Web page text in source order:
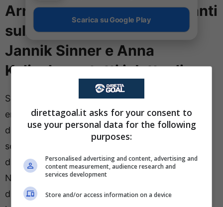
Arrivano dettagli sconcertanti
sulla fine della storia tra
Jannik Sinner e Anna
Kalinskaya: tutti i dettagli
Sembrano distanti anni luce i periodi in cui i due
erano stati ripresi sorridenti al mare inSardegna
dopo il torneo diWimbledon . Adesso la storia
sembra essere arrivata al capolinea, come
dimostrato anche dall’attuale freddezza.
Nonostante Jannik abbia ora più tempo a
disposizione, i due non si sono nemmeno
Scarica su Google Play
direttagoal.it asks for your consent to
use your personal data for the following
purposes:
Personalised advertising and content, advertising and
content measurement, audience research and
services development
Store and/or access information on a device